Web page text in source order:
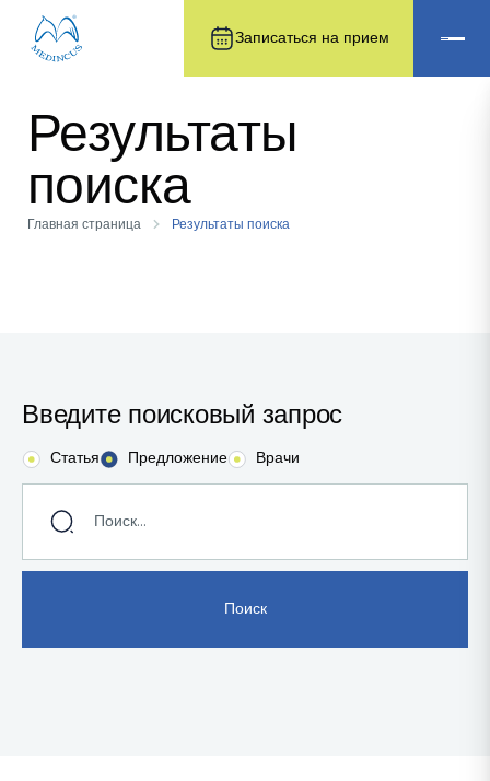
Записаться на прием
Результаты
поиска
Главная страница Результаты поиска
Введите поисковый запрос
Статья Предложение Врачи